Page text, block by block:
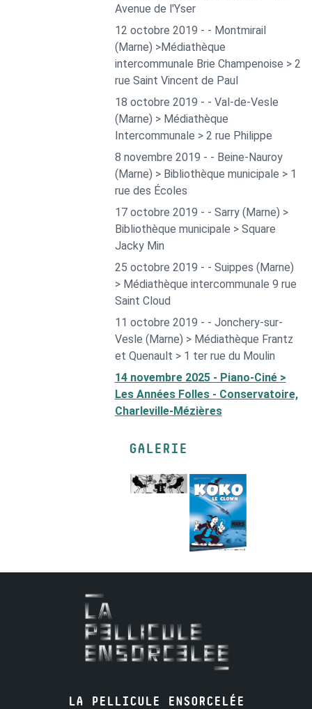
Avenue de l'Yser
12 octobre 2019 - - Montmirail
(Marne) >Médiathèque
intercommunale Brie Champenoise > 2
rue Saint Vincent de Paul
18 octobre 2019 - - Val-de-Vesle
(Marne) > Médiathèque
Intercommunale > 2 rue Philippe
8 novembre 2019 - - Beine-Nauroy
(Marne) > Bibliothèque municipale > 1
rue des Écoles
17 octobre 2019 - - Sarry (Marne) >
Bibliothèque municipale > Square
Jacky Min
25 octobre 2019 - - Suippes (Marne)
> Médiathèque intercommunale 9 rue
Saint Cloud
11 octobre 2019 - - Jonchery-sur-
Vesle (Marne) > Médiathèque Frantz
et Quenault > 1 ter rue du Moulin
14 novembre 2025 - Piano-Ciné >
Les Années Folles - Conservatoire,
Charleville-Mézières
GALERIE
LA PELLICULE ENSORCELÉE